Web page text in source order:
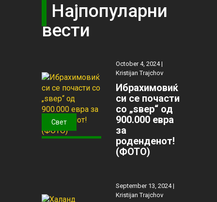
Најпопуларни
вести
Свет
October 4, 2024 |
Kristijan Trajchov
Ибрахимовиќ
си се почасти
со „ѕвер“ од
900.000 евра
за
роденденот!
(ФОТО)
September 13, 2024 |
Kristijan Trajchov